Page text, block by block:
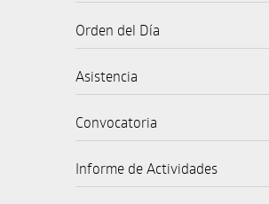
Orden del Día
Asistencia
Convocatoria
Informe de Actividades